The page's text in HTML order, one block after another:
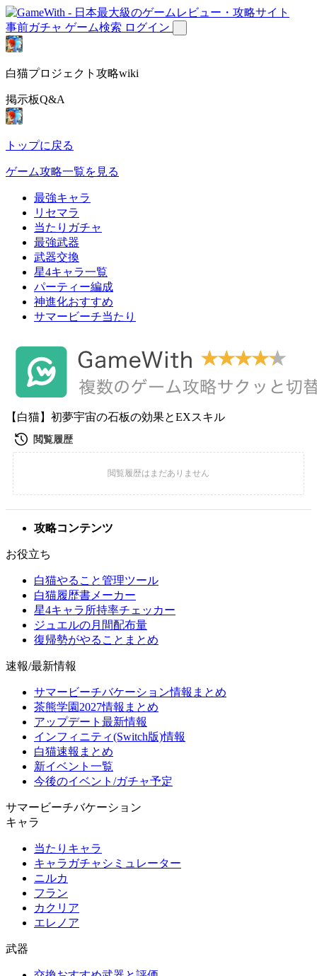
事前ガチャ ゲーム検索 ログイン
白猫プロジェクト攻略wiki
掲示板Q&A
トップに戻る
ゲーム攻略一覧を見る
最強キャラ
リセマラ
当たりガチャ
最強武器
武器交換
星4キャラ一覧
パーティー編成
神進化おすすめ
サマービーチ当たり
【白猫】初夢宇宙の石板の効果とEXスキル
攻略コンテンツ
お役立ち
白猫やること管理ツール
白猫履歴書メーカー
星4キャラ所持率チェッカー
ジュエルの月間配布量
復帰勢がやることまとめ
速報/最新情報
サマービーチバケーション情報まとめ
茶熊学園2027情報まとめ
アップデート最新情報
インフィニティ(Switch版)情報
白猫速報まとめ
新イベント一覧
今後のイベント/ガチャ予定
サマービーチバケーション
キャラ
当たりキャラ
キャラガチャシミュレーター
ニルカ
フラン
カクリア
エレノア
武器